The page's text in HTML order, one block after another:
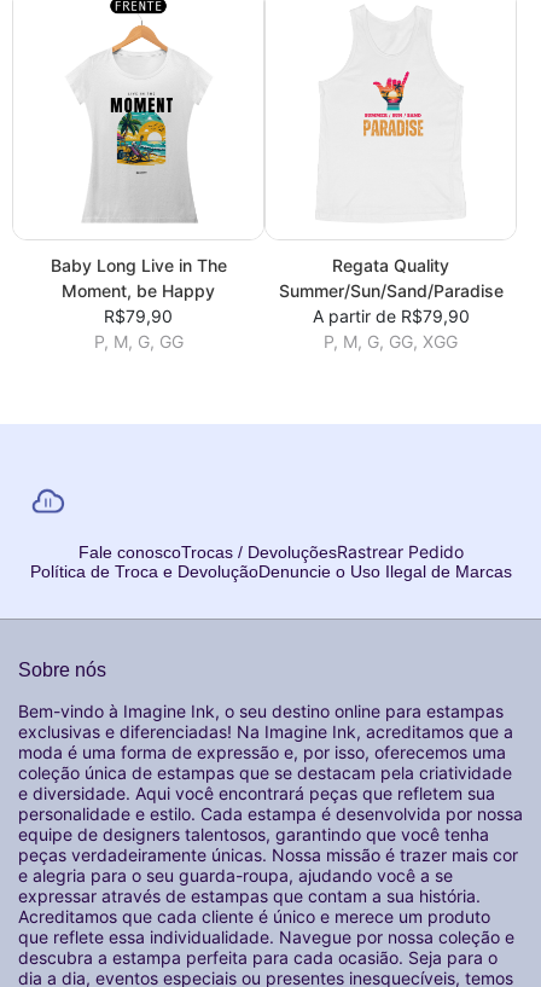
Baby Long Live in The
Moment, be Happy
R$79,90
P, M, G, GG
Regata Quality
Summer/Sun/Sand/Paradise
A partir de R$79,90
P, M, G, GG, XGG
Fale conoscoTrocas / DevoluçõesRastrear Pedido
Política de Troca e DevoluçãoDenuncie o Uso Ilegal de Marcas
Sobre nós
Bem-vindo à Imagine Ink, o seu destino online para estampas
exclusivas e diferenciadas! Na Imagine Ink, acreditamos que a
moda é uma forma de expressão e, por isso, oferecemos uma
coleção única de estampas que se destacam pela criatividade
e diversidade. Aqui você encontrará peças que refletem sua
personalidade e estilo. Cada estampa é desenvolvida por nossa
equipe de designers talentosos, garantindo que você tenha
peças verdadeiramente únicas. Nossa missão é trazer mais cor
e alegria para o seu guarda-roupa, ajudando você a se
expressar através de estampas que contam a sua história.
Acreditamos que cada cliente é único e merece um produto
que reflete essa individualidade. Navegue por nossa coleção e
descubra a estampa perfeita para cada ocasião. Seja para o
dia a dia, eventos especiais ou presentes inesquecíveis, temos